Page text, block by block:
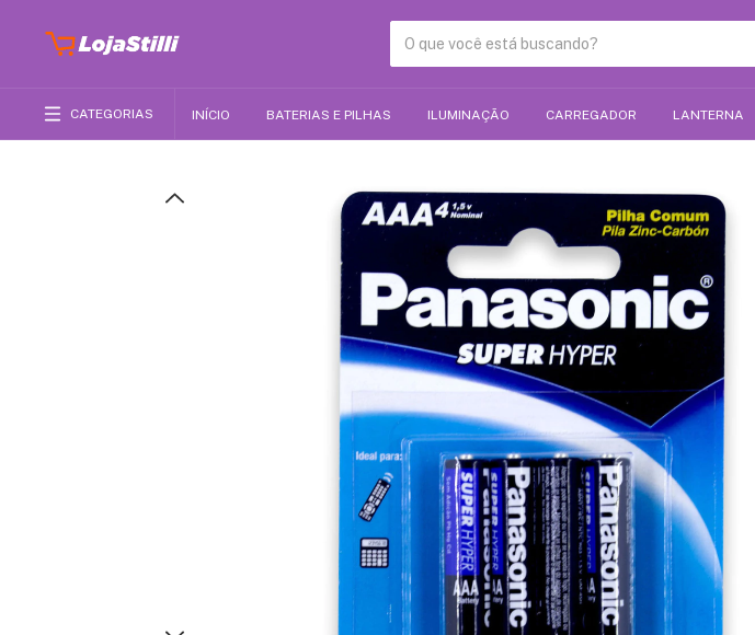
CATEGORIAS INÍCIO BATERIAS E PILHAS ILUMINAÇÃO CARREGADOR LANTERNA